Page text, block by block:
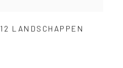
12 LANDSCHAPPEN